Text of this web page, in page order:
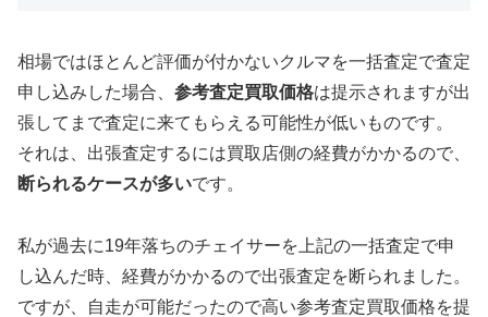
相場ではほとんど評価が付かないクルマを一括査定で査定
申し込みした場合、 参考査定買取価格は提示されますが出
張してまで査定に来てもらえる可能性が低いものです。
それは、出張査定するには買取店側の経費がかかるので、
断られるケースが多いです。
私が過去に19年落ちのチェイサーを上記の一括査定で申
し込んだ時、経費がかかるので出張査定を断られました。
ですが、自走が可能だったので高い参考査定買取価格を提